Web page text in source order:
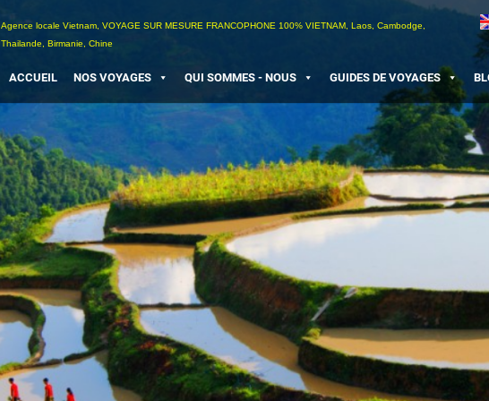
Agence locale Vietnam, VOYAGE SUR MESURE FRANCOPHONE 100% VIETNAM, Laos, Cambodge,
Thailande, Birmanie, Chine
ACCUEIL NOS VOYAGES QUI SOMMES - NOUS GUIDES DE VOYAGES